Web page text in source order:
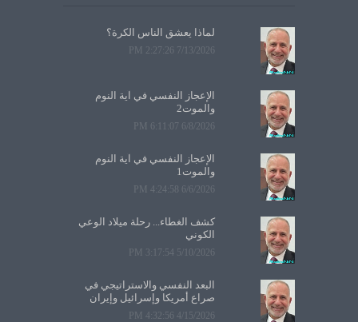
لماذا يعشق الناس الكرة؟
7/13/2026 2:27:26 PM
الإعجاز النفسي في آية النوم
والموت2
6/8/2026 6:11:07 PM
الإعجاز النفسي في آية النوم
والموت1
6/6/2026 4:24:58 PM
كشف الغطاء... رحلة ميلاد الوعي
الكوني
5/10/2026 3:17:54 PM
البعد النفسي والاستراتيجي في
صراع أمريكا وإسرائيل وإيران
4/15/2026 4:32:56 PM